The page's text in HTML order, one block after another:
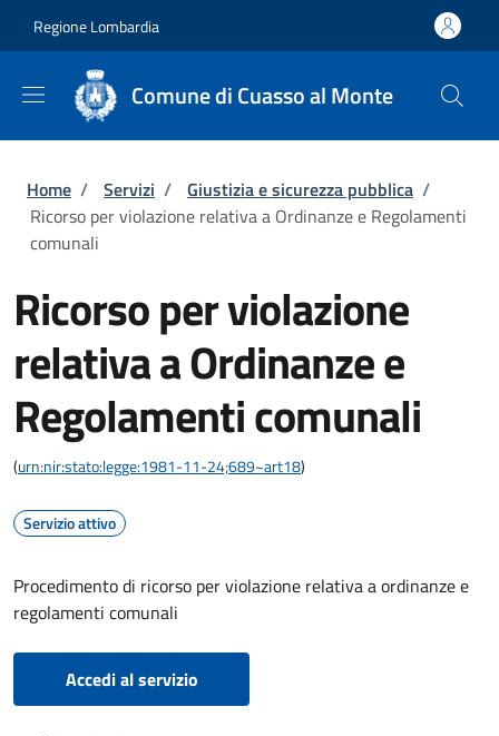
Regione Lombardia
Comune di Cuasso al Monte
Briciole di pane
Home / Servizi / Giustizia e sicurezza pubblica /
Ricorso per violazione relativa a Ordinanze e Regolamenti
comunali
Ricorso per violazione
relativa a Ordinanze e
Regolamenti comunali
(urn:nir:stato:legge:1981-11-24;689~art18)
Servizio attivo
Procedimento di ricorso per violazione relativa a ordinanze e
regolamenti comunali
Accedi al servizio